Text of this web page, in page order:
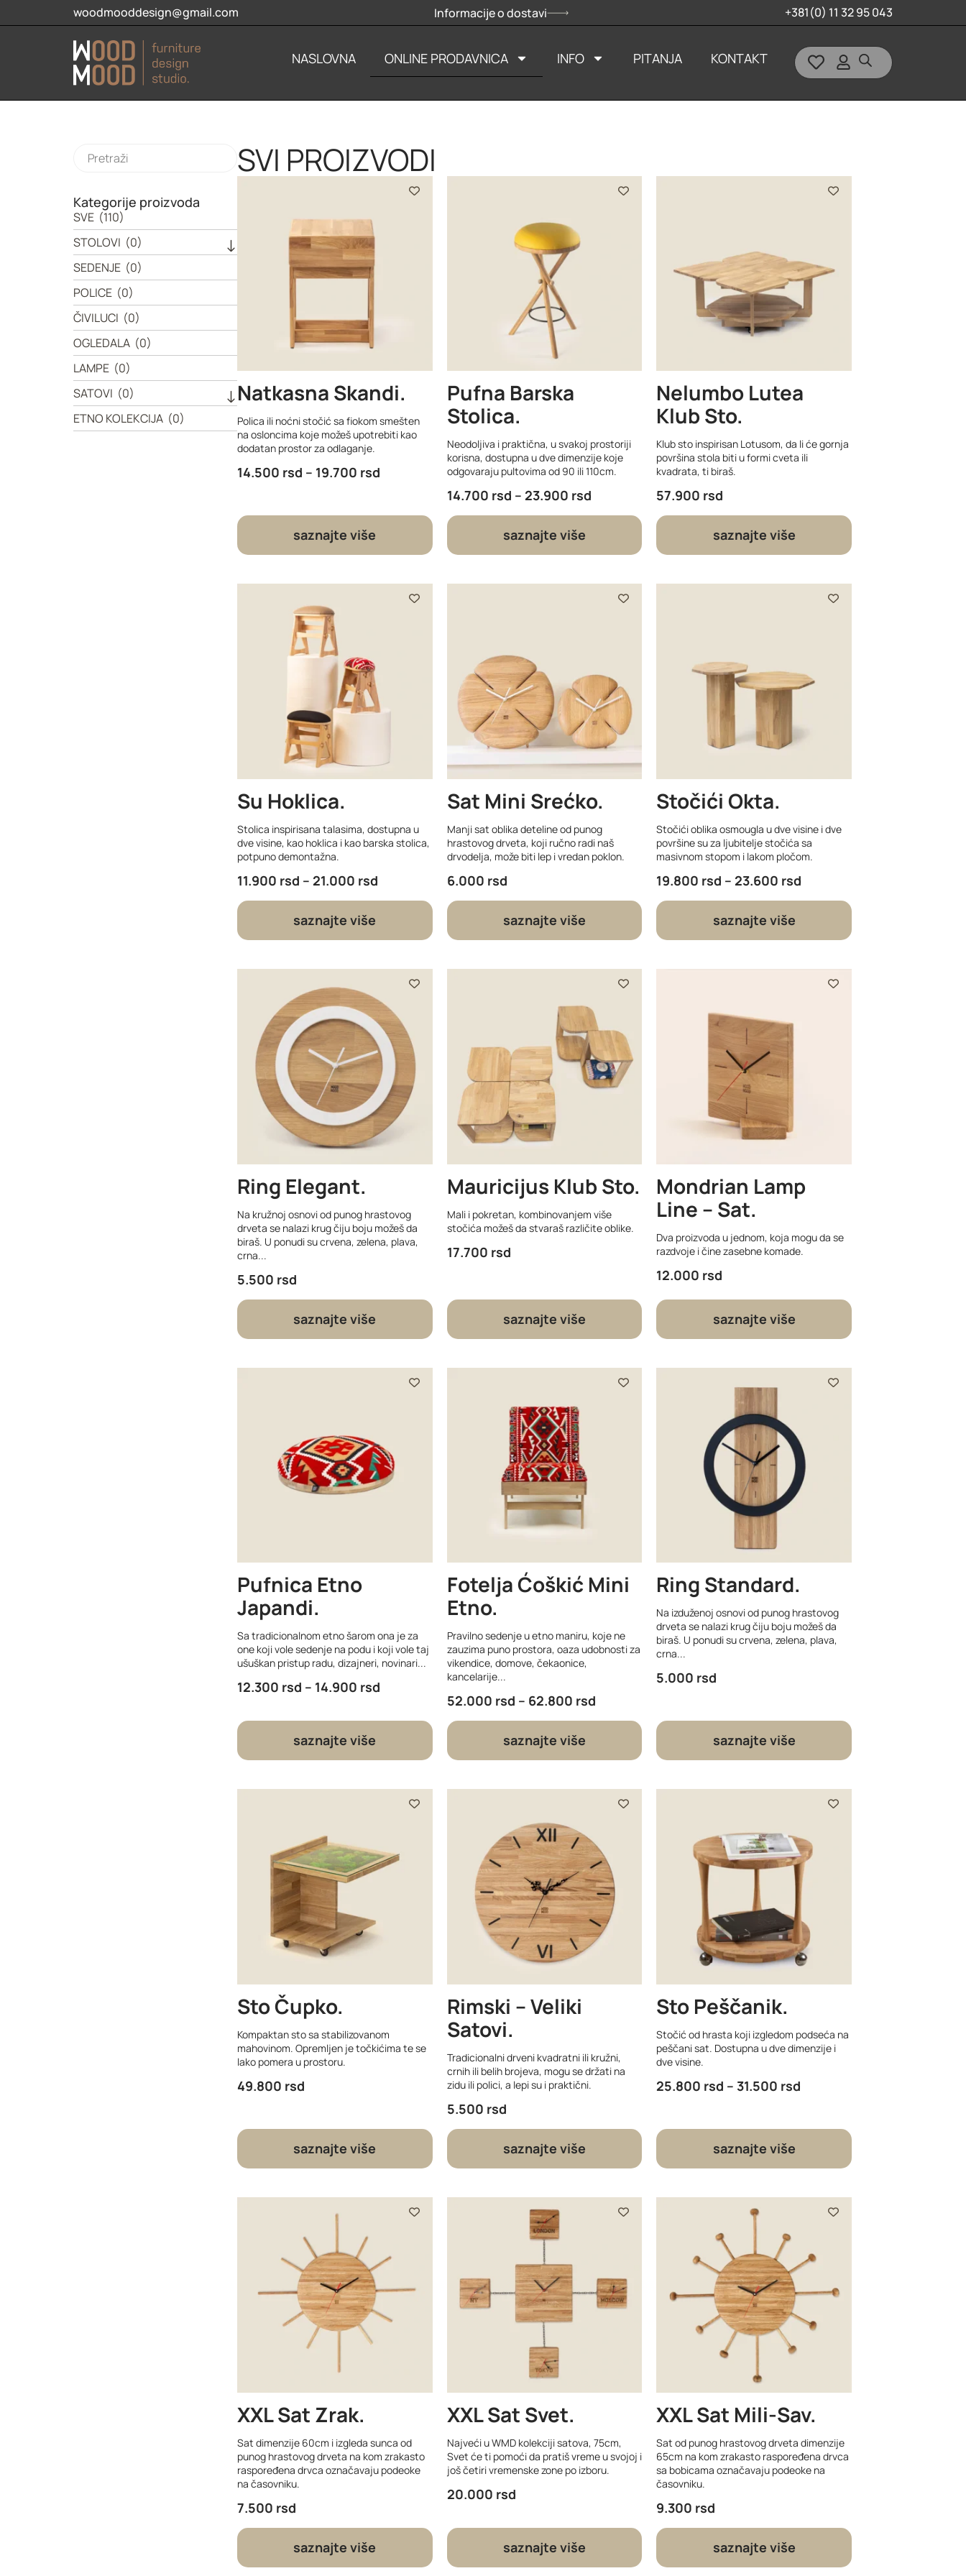
woodmooddesign@gmail.com Informacije o dostavi +381(0) 11 32 95 043
NASLOVNA ONLINE PRODAVNICA INFO PITANJA KONTAKT
Kategorije proizvoda
SVE (110)
STOLOVI (0)
SEDENJE (0)
POLICE (0)
ČIVILUCI (0)
OGLEDALA (0)
LAMPE (0)
SATOVI (0)
ETNO KOLEKCIJA (0)
SVI PROIZVODI
Natkasna Skandi
Polica ili noćni stočić sa fiokom smešten
na osloncima koje možeš upotrebiti kao
dodatan prostor za odlaganje.
14.500 rsd – 19.700 rsd
saznajte više
Pufna Barska
Stolica
Neodoljiva i praktična, u svakoj prostoriji
korisna, dostupna u dve dimenzije koje
odgovaraju pultovima od 90 ili 110cm.
14.700 rsd – 23.900 rsd
saznajte više
Nelumbo Lutea
Klub Sto
Klub sto inspirisan Lotusom, da li će gornja
površina stola biti u formi cveta ili
kvadrata, ti biraš.
57.900 rsd
saznajte više
Su Hoklica
Stolica inspirisana talasima, dostupna u
dve visine, kao hoklica i kao barska stolica,
potpuno demontažna.
11.900 rsd – 21.000 rsd
saznajte više
Sat Mini Srećko
Manji sat oblika deteline od punog
hrastovog drveta, koji ručno radi naš
drvodelja, može biti lep i vredan poklon.
6.000 rsd
saznajte više
Stočići Okta
Stočići oblika osmougla u dve visine i dve
površine su za ljubitelje stočića sa
masivnom stopom i lakom pločom.
19.800 rsd – 23.600 rsd
saznajte više
Ring Elegant
Na kružnoj osnovi od punog hrastovog
drveta se nalazi krug čiju boju možeš da
biraš. U ponudi su crvena, zelena, plava,
crna...
5.500 rsd
saznajte više
Mauricijus Klub Sto
Mali i pokretan, kombinovanjem više
stočića možeš da stvaraš različite oblike.
17.700 rsd
saznajte više
Mondrian Lamp
Line – Sat
Dva proizvoda u jednom, koja mogu da se
razdvoje i čine zasebne komade.
12.000 rsd
saznajte više
Pufnica Etno
Japandi
Sa tradicionalnom etno šarom ona je za
one koji vole sedenje na podu i koji vole taj
ušuškan pristup radu, dizajneri, novinari...
12.300 rsd – 14.900 rsd
saznajte više
Fotelja Ćoškić Mini
Etno
Pravilno sedenje u etno maniru, koje ne
zauzima puno prostora, oaza udobnosti za
vikendice, domove, čekaonice,
kancelarije...
52.000 rsd – 62.800 rsd
saznajte više
Ring Standard
Na izduženoj osnovi od punog hrastovog
drveta se nalazi krug čiju boju možeš da
biraš. U ponudi su crvena, zelena, plava,
crna...
5.000 rsd
saznajte više
Sto Čupko
Kompaktan sto sa stabilizovanom
mahovinom. Opremljen je točkićima te se
lako pomera u prostoru.
49.800 rsd
saznajte više
Rimski – Veliki
Satovi
Tradicionalni drveni kvadratni ili kružni,
crnih ili belih brojeva, mogu se držati na
zidu ili polici, a lepi su i praktični.
5.500 rsd
saznajte više
Sto Peščanik
Stočić od hrasta koji izgledom podseća na
peščani sat. Dostupna u dve dimenzije i
dve visine.
25.800 rsd – 31.500 rsd
saznajte više
XXL Sat Zrak
Sat dimenzije 60cm i izgleda sunca od
punog hrastovog drveta na kom zrakasto
raspoređena drvca označavaju podeoke
na časovniku.
7.500 rsd
saznajte više
XXL Sat Svet
Najveći u WMD kolekciji satova, 75cm,
Svet će ti pomoći da pratiš vreme u svojoj i
još četiri vremenske zone po izboru.
20.000 rsd
saznajte više
XXL Sat Mili-Sav
Sat od punog hrastovog drveta dimenzije
65cm na kom zrakasto raspoređena drvca
sa bobicama označavaju podeoke na
časovniku.
9.300 rsd
saznajte više